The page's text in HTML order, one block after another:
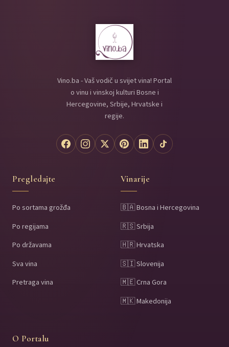
Vino.ba - Vaš vodič u svijet vina! Portal
o vinu i vinskoj kulturi Bosne i
Hercegovine, Srbije, Hrvatske i
regije.
Pregledajte
Po sortama grožđa
Po regijama
Po državama
Sva vina
Pretraga vina
Vinarije
🇧🇦 Bosna i Hercegovina
🇷🇸 Srbija
🇭🇷 Hrvatska
🇸🇮 Slovenija
🇲🇪 Crna Gora
🇲🇰 Makedonija
O Portalu